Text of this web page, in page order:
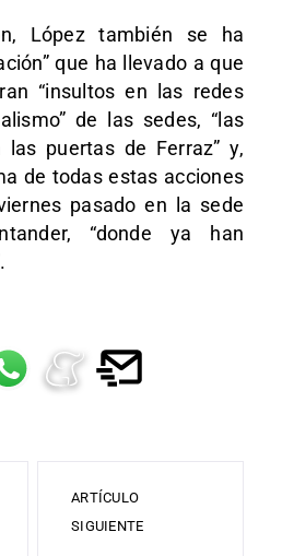
López también se ha
que ha llevado a que
“insultos en las redes
de las sedes, “las
las puertas de Ferraz” y,
de todas estas acciones
pasado en la sede
“donde ya han
ARTÍCULO
SIGUIENTE